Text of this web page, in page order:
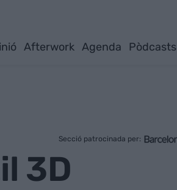
Afterwork Agenda Pòdcasts
Secció patrocinada per:
3D